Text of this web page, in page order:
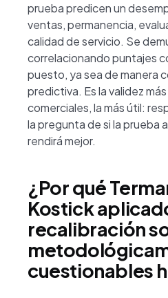
prueba predicen un
ventas, permanencia,
calidad de servicio. Se
correlacionando puntajes
puesto, ya sea de manera
predictiva. Es la validez
comerciales, la más útil:
la pregunta de si la prueba
rendirá mejor.
¿Por qué
Kostick
recalibración
cuestionables